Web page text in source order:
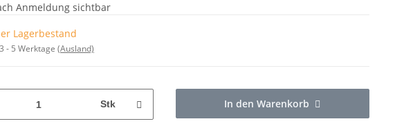
Anmeldung sichtbar
Lagerbestand
3 - 5 Werktage (Ausland)
Stk In den Warenkorb